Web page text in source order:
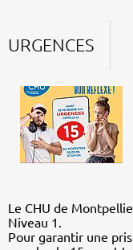
URGENCES
Le CHU de
Niveau 1.
Pour garantir une